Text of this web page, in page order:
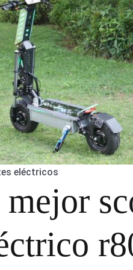
eléctricos